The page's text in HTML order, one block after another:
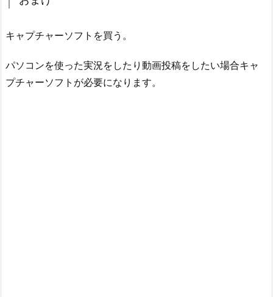
キャプチャーソフトを買う。
パソコンを使った実況をしたり動画投稿をしたい場合キャ
プチャーソフトが必要になります。